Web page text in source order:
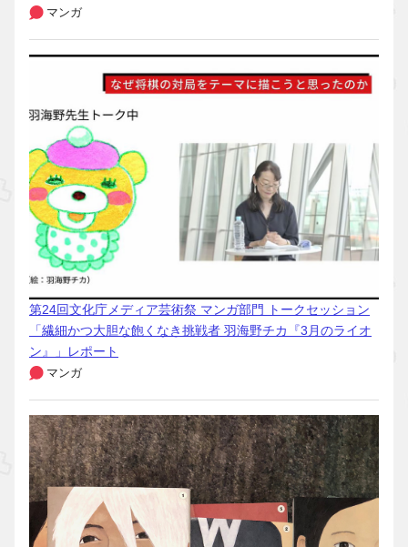
マンガ
第24回文化庁メディア芸術祭 マンガ部門 トークセッション
「繊細かつ大胆な飽くなき挑戦者 羽海野チカ『3月のライオ
ン』」レポート
マンガ